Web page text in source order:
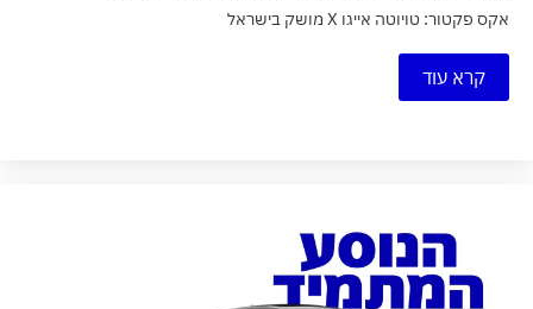
אקס פקטור: טויוטה אייגו X מושק בישראל
קרא עוד